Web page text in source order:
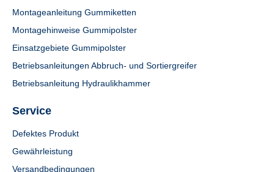
Montageanleitung Gummiketten
Montagehinweise Gummipolster
Einsatzgebiete Gummipolster
Betriebsanleitungen Abbruch- und Sortiergreifer
Betriebsanleitung Hydraulikhammer
Service
Defektes Produkt
Gewährleistung
Versandbedingungen